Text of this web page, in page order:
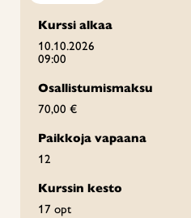
Kurssi alkaa
10.10.2026
09:00
Osallistumismaksu
70,00 €
Paikkoja vapaana
12
Kurssin kesto
17 opt